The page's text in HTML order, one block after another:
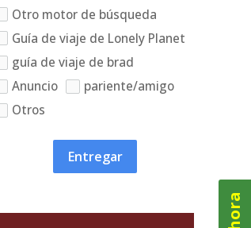
Otro motor de búsqueda
Guía de viaje de Lonely Planet
guía de viaje de brad
Anuncio
pariente/amigo
Otros
Entregar